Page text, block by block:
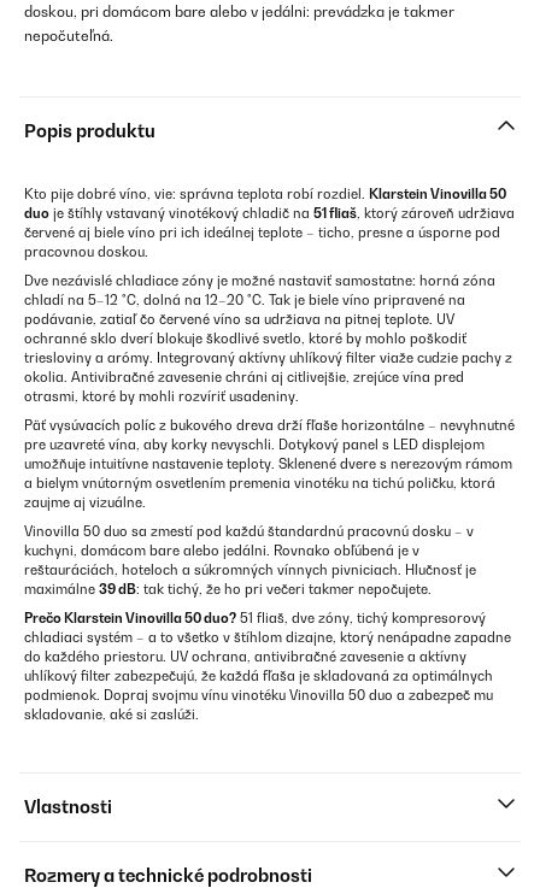
doskou, pri domácom bare alebo v jedálni: prevádzka je takmer
nepočuteľná.
Popis produktu
Kto pije dobré víno, vie: správna teplota robí rozdiel. Klarstein Vinovilla 50
duo je štíhly vstavaný vinotékový chladič na 51 fliaš, ktorý zároveň udržiava
červené aj biele víno pri ich ideálnej teplote – ticho, presne a úsporne pod
pracovnou doskou.
Dve nezávislé chladiace zóny je možné nastaviť samostatne: horná zóna
chladí na 5–12 °C, dolná na 12–20 °C. Tak je biele víno pripravené na
podávanie, zatiaľ čo červené víno sa udržiava na pitnej teplote. UV
ochranné sklo dverí blokuje škodlivé svetlo, ktoré by mohlo poškodiť
triesloviny a arómy. Integrovaný aktívny uhlíkový filter viaže cudzie pachy z
okolia. Antivibračné zavesenie chráni aj citlivejšie, zrejúce vína pred
otrasmi, ktoré by mohli rozvíriť usadeniny.
Päť vysúvacích políc z bukového dreva drží fľaše horizontálne – nevyhnutné
pre uzavreté vína, aby korky nevyschli. Dotykový panel s LED displejom
umožňuje intuitívne nastavenie teploty. Sklenené dvere s nerezovým rámom
a bielym vnútorným osvetlením premenia vinotéku na tichú poličku, ktorá
zaujme aj vizuálne.
Vinovilla 50 duo sa zmestí pod každú štandardnú pracovnú dosku – v
kuchyni, domácom bare alebo jedálni. Rovnako obľúbená je v
reštauráciách, hoteloch a súkromných vínnych pivniciach. Hlučnosť je
maximálne 39 dB: tak tichý, že ho pri večeri takmer nepočujete.
Prečo Klarstein Vinovilla 50 duo? 51 fliaš, dve zóny, tichý kompresorový
chladiaci systém – a to všetko v štíhlom dizajne, ktorý nenápadne zapadne
do každého priestoru. UV ochrana, antivibračné zavesenie a aktívny
uhlíkový filter zabezpečujú, že každá fľaša je skladovaná za optimálnych
podmienok. Dopraj svojmu vínu vinotéku Vinovilla 50 duo a zabezpeč mu
skladovanie, aké si zaslúži.
Vlastnosti
Rozmery a technické podrobnosti